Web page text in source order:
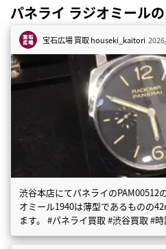
パネライ ラジオミール
宝石広場 買取houseki_kaitori
渋谷本店にてパネライのPAM00512
オミール1940は薄型であるものの
ます。 #パネライ買取 #渋谷買取 #